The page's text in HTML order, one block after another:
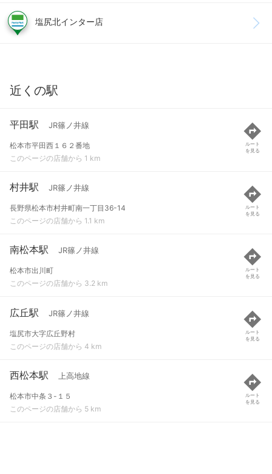
塩尻北インター店
近くの駅
平田駅 JR篠ノ井線
松本市平田西１６２番地
このページの店舗から 1 km
ルート
を見る
村井駅 JR篠ノ井線
長野県松本市村井町南一丁目36-14
このページの店舗から 1.1 km
ルート
を見る
南松本駅 JR篠ノ井線
松本市出川町
このページの店舗から 3.2 km
ルート
を見る
広丘駅 JR篠ノ井線
塩尻市大字広丘野村
このページの店舗から 4 km
ルート
を見る
西松本駅 上高地線
松本市中条３-１５
このページの店舗から 5 km
ルート
を見る